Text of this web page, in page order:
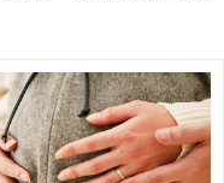
した。